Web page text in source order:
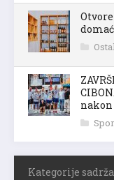
nakon
Kategorije